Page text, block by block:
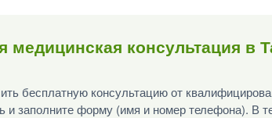
медицинская консультация в
бесплатную консультацию от
и заполните форму (имя и номер телефона). В